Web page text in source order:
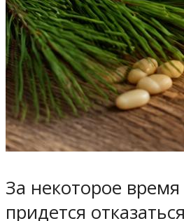
За некоторое
придется